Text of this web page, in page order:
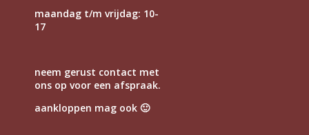
maandag t/m vrijdag: 10-
17
neem gerust contact met
ons op voor een afspraak.
aankloppen mag ook 🙂